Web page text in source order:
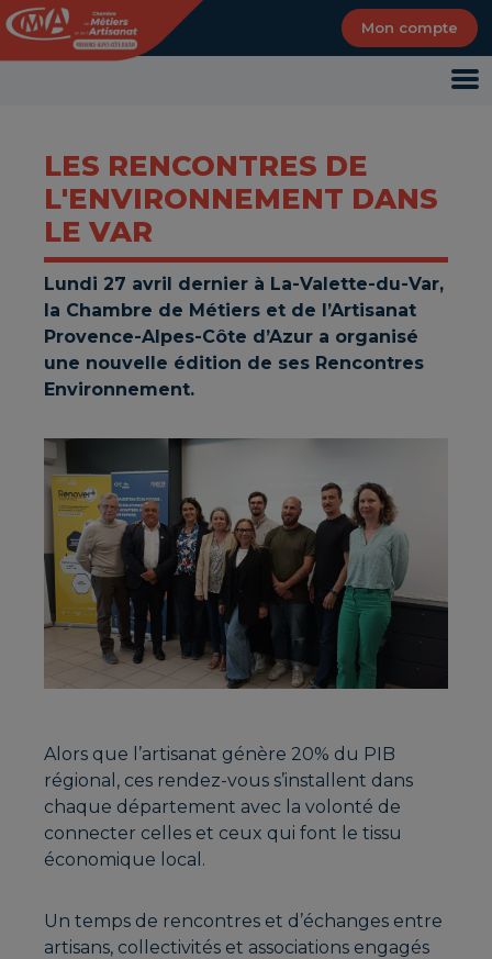
Mon compte
LES RENCONTRES DE
L'ENVIRONNEMENT DANS
LE VAR
Lundi 27 avril dernier à La-Valette-du-Var,
la Chambre de Métiers et de l’Artisanat
Provence-Alpes-Côte d’Azur a organisé
une nouvelle édition de ses Rencontres
Environnement.
Alors que l’artisanat génère 20% du PIB
régional, ces rendez-vous s’installent dans
chaque département avec la volonté de
connecter celles et ceux qui font le tissu
économique local.
Un temps de rencontres et d’échanges entre
artisans, collectivités et associations engagés
Panneau de gestion des cookies